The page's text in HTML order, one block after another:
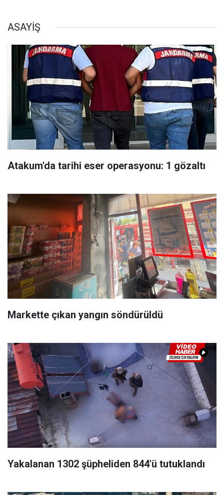
ASAYİŞ
Atakum'da tarihi eser operasyonu: 1 gözaltı
Markette çıkan yangın söndürüldü
Yakalanan 1302 şüpheliden 844'ü tutuklandı